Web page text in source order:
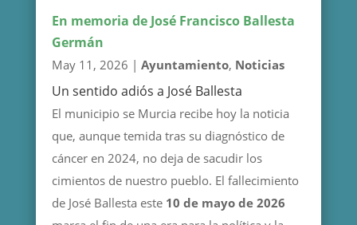
En memoria de José Francisco Ballesta
Germán
May 11, 2026 | Ayuntamiento, Noticias
Un sentido adiós a José Ballesta
El municipio se Murcia recibe hoy la noticia
que, aunque temida tras su diagnóstico de
cáncer en 2024, no deja de sacudir los
cimientos de nuestro pueblo. El fallecimiento
de José Ballesta este 10 de mayo de 2026